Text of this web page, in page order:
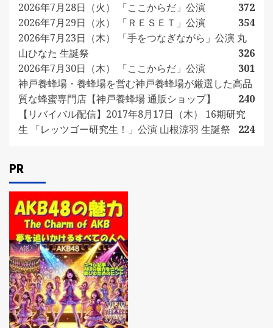
2026年7月28日（火） 「ここからだ」公演
372
2026年7月29日（水） 「ＲＥＳＥＴ」公演
354
2026年7月23日（木） 「手をつなぎながら」公演 丸
山ひなた 生誕祭
326
2026年7月30日（木） 「ここからだ」公演
301
神戸養蜂場・養蜂場を営む神戸養蜂場が厳選した高品
質な蜂蜜専門店【神戸養蜂場 通販ショップ】
240
【リバイバル配信】2017年8月17日（木） 16期研究
生 「レッツゴー研究生！」公演 山根涼羽 生誕祭
224
PR